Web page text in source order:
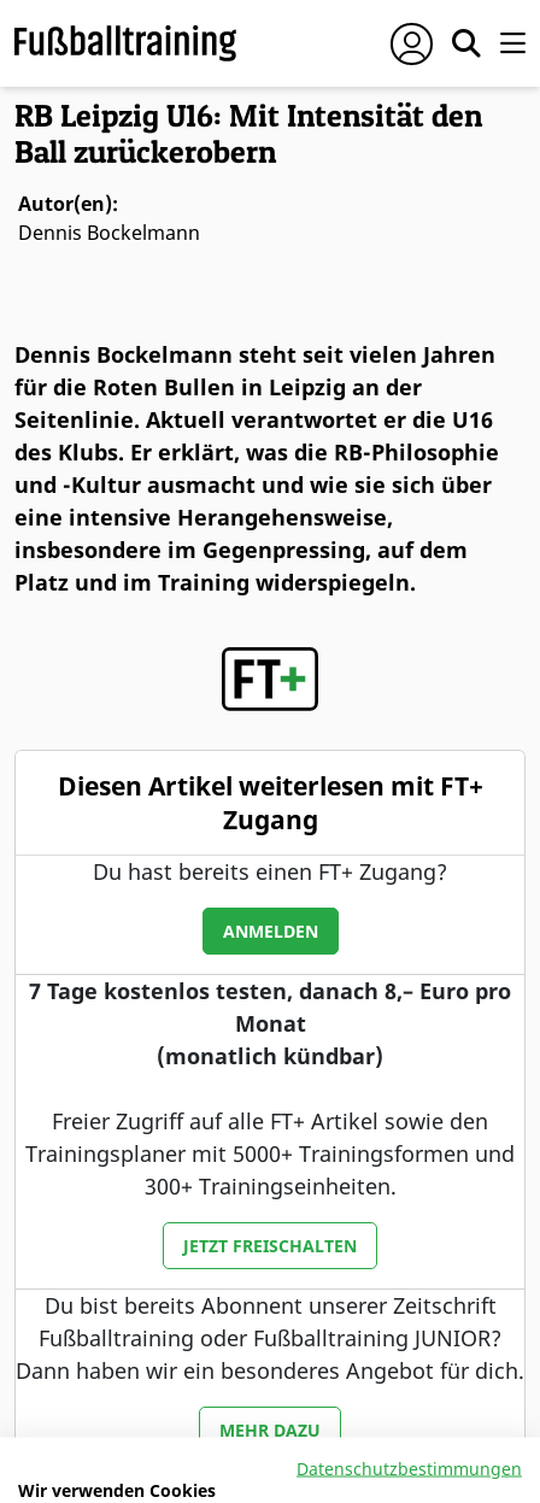
Foto: © Conny Kurth
RB Leipzig U16: Mit Intensität den
Ball zurückerobern
Autor(en):
Dennis Bockelmann
Dennis Bockelmann steht seit vielen Jahren
für die Roten Bullen in Leipzig an der
Seitenlinie. Aktuell verantwortet er die U16
des Klubs. Er erklärt, was die RB-Philosophie
und -Kultur ausmacht und wie sie sich über
eine intensive Herangehensweise,
insbesondere im Gegenpressing, auf dem
Platz und im Training widerspiegeln.
Diesen Artikel weiterlesen mit FT+
Zugang
Du hast bereits einen FT+ Zugang?
ANMELDEN
7 Tage kostenlos testen, danach 8,– Euro pro
Monat
(monatlich kündbar)
Freier Zugriff auf alle FT+ Artikel sowie den
Trainingsplaner mit 5000+ Trainingsformen und
300+ Trainingseinheiten.
JETZT FREISCHALTEN
Du bist bereits Abonnent unserer Zeitschrift
Fußballtraining oder Fußballtraining JUNIOR?
Dann haben wir ein besonderes Angebot für dich.
MEHR DAZU
Datenschutzbestimmungen
Wir verwenden Cookies